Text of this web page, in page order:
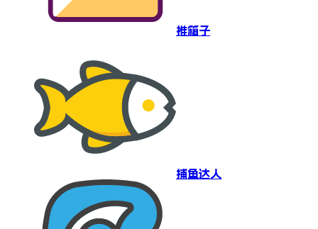
推箱子
捕鱼达人